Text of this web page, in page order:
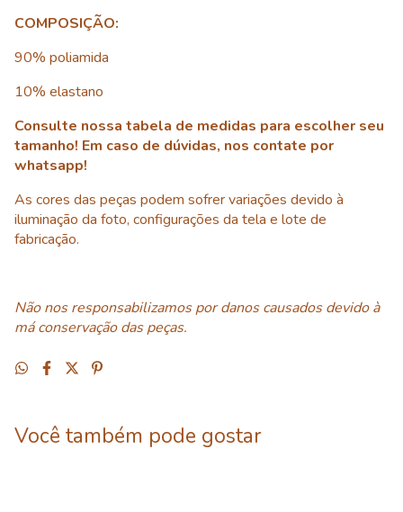
COMPOSIÇÃO:
90% poliamida
10% elastano
Consulte nossa tabela de medidas para escolher seu
tamanho! Em caso de dúvidas, nos contate por
whatsapp!
As cores das peças podem sofrer variações devido à
iluminação da foto, configurações da tela e lote de
fabricação.
Não nos responsabilizamos por danos causados devido à
má conservação das peças.
Você também pode gostar